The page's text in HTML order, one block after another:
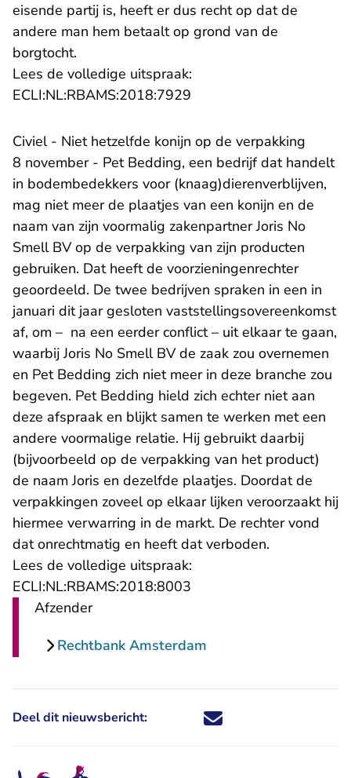
eisende partij is, heeft er dus recht op dat de
andere man hem betaalt op grond van de
borgtocht.
Lees de volledige uitspraak:
ECLI:NL:RBAMS:2018:7929
Civiel - Niet hetzelfde konijn op de verpakking
8 november - Pet Bedding, een bedrijf dat handelt
in bodembedekkers voor (knaag)dierenverblijven,
mag niet meer de plaatjes van een konijn en de
naam van zijn voormalig zakenpartner Joris No
Smell BV op de verpakking van zijn producten
gebruiken. Dat heeft de voorzieningenrechter
geoordeeld. De twee bedrijven spraken in een in
januari dit jaar gesloten vaststellingsovereenkomst
af, om – na een eerder conflict – uit elkaar te gaan,
waarbij Joris No Smell BV de zaak zou overnemen
en Pet Bedding zich niet meer in deze branche zou
begeven. Pet Bedding hield zich echter niet aan
deze afspraak en blijkt samen te werken met een
andere voormalige relatie. Hij gebruikt daarbij
(bijvoorbeeld op de verpakking van het product)
de naam Joris en dezelfde plaatjes. Doordat de
verpakkingen zoveel op elkaar lijken veroorzaakt hij
hiermee verwarring in de markt. De rechter vond
dat onrechtmatig en heeft dat verboden.
Lees de volledige uitspraak:
ECLI:NL:RBAMS:2018:8003
Afzender
Rechtbank Amsterdam
Deel dit nieuwsbericht: Deel dit nieuwsbericht via X -
Deel dit nieuwsbericht via
Deel dit nieuwsbericht
Deel dit